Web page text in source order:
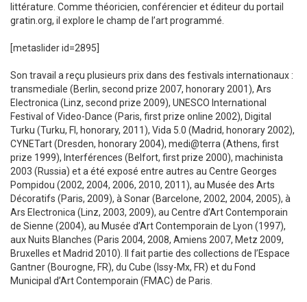
littérature. Comme théoricien, conférencier et éditeur du portail
gratin.org, il explore le champ de l’art programmé.
[metaslider id=2895]
Son travail a reçu plusieurs prix dans des festivals internationaux :
transmediale (Berlin, second prize 2007, honorary 2001), Ars
Electronica (Linz, second prize 2009), UNESCO International
Festival of Video-Dance (Paris, first prize online 2002), Digital
Turku (Turku, FI, honorary, 2011), Vida 5.0 (Madrid, honorary 2002),
CYNETart (Dresden, honorary 2004), medi@terra (Athens, first
prize 1999), Interférences (Belfort, first prize 2000), machinista
2003 (Russia) et a été exposé entre autres au Centre Georges
Pompidou (2002, 2004, 2006, 2010, 2011), au Musée des Arts
Décoratifs (Paris, 2009), à Sonar (Barcelone, 2002, 2004, 2005), à
Ars Electronica (Linz, 2003, 2009), au Centre d’Art Contemporain
de Sienne (2004), au Musée d’Art Contemporain de Lyon (1997),
aux Nuits Blanches (Paris 2004, 2008, Amiens 2007, Metz 2009,
Bruxelles et Madrid 2010). Il fait partie des collections de l’Espace
Gantner (Bourogne, FR), du Cube (Issy-Mx, FR) et du Fond
Municipal d’Art Contemporain (FMAC) de Paris.